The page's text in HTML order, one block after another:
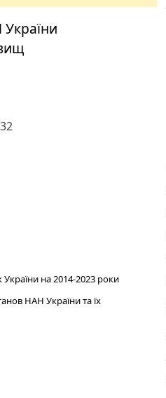
України
України на 2014-2023 роки
НАН України та їх